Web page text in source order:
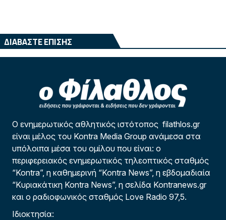
ΔΙΑΒΑΣΤΕ ΕΠΙΣΗΣ
Ο ενημερωτικός αθλητικός ιστότοπος filathlos.gr
είναι μέλος του Kontra Media Group ανάμεσα στα
υπόλοιπα μέσα του ομίλου που είναι: ο
περιφερειακός ενημερωτικός τηλεοπτικός σταθμός
“Kontra”, η καθημερινή “Kontra News”, η εβδομαδιαία
“Κυριακάτικη Kontra News”, η σελίδα Kontranews.gr
και ο ραδιοφωνικός σταθμός Love Radio 97,5.
Ιδιοκτησία: